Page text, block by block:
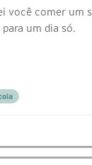
você comer um
um dia só.